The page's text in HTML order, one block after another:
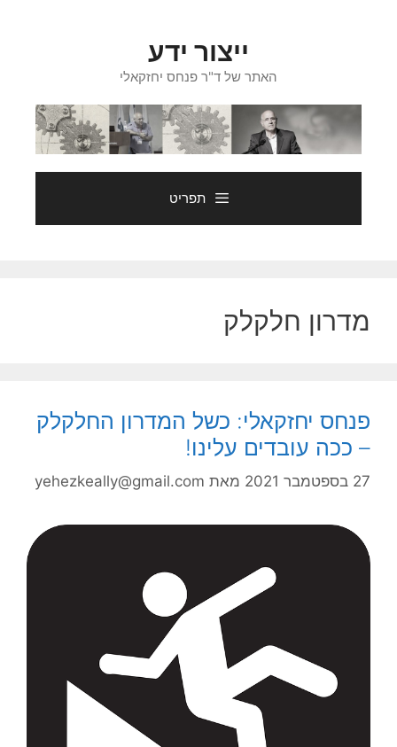
ייצור ידע
האתר של ד"ר פנחס יחזקאלי
תפריט
מדרון חלקלק
פנחס יחזקאלי: כשל המדרון החלקלק
– ככה עובדים עלינו!
27 בספטמבר 2021 מאת yehezkeally@gmail.com